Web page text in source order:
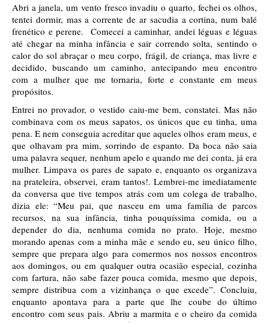
Abri a janela, um vento fresco invadiu o quarto, fechei os olhos,
tentei dormir, mas a corrente de ar sacudia a cortina, num balé
frenético e perene.  Comecei a caminhar, andei léguas e léguas
até chegar na minha infância e sair correndo solta, sentindo o
calor do sol abraçar o meu corpo, frágil, de criança, mas livre e
decidido, buscando um caminho, antecipando meu encontro
com a mulher que me tornaria, forte e constante em meus
propósitos.
Entrei no provador, o vestido caiu-me bem, constatei. Mas não
combinava com os meus sapatos, os únicos que eu tinha, uma
pena. E nem conseguia acreditar que aqueles olhos eram meus, e
que olhavam pra mim, sorrindo de espanto. Da boca não saia
uma palavra sequer, nenhum apelo e quando me dei conta, já era
mulher. Limpava os pares de sapato e, enquanto os organizava
na prateleira, observei, eram tantos!. Lembrei-me imediatamente
da conversa que tive tempos atrás com um colega de trabalho,
dizia ele: “Meu pai, que nasceu em uma família de parcos
recursos, na sua infância, tinha pouquíssima comida, ou a
depender do dia, nenhuma comida no prato. Hoje, mesmo
morando apenas com a minha mãe e sendo eu, seu único filho,
sempre que prepara algo para comermos nos nossos encontros
aos domingos, ou em qualquer outra ocasião especial, cozinha
com fartura, não sabe fazer pouca comida, mesmo que depois,
sempre distribua com a vizinhança o que excede”. Concluiu,
enquanto apontava para a parte que lhe coube do último
encontro com seus pais. Abriu a marmita e o cheiro da comida